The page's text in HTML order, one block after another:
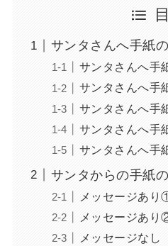
サンタさんへ手紙
サンタさんへ手
サンタさんへ手
サンタさんへ手
サンタさんへ手
サンタさんへ手
サンタからの手紙
メッセージあり
メッセージあり
メッセージなし